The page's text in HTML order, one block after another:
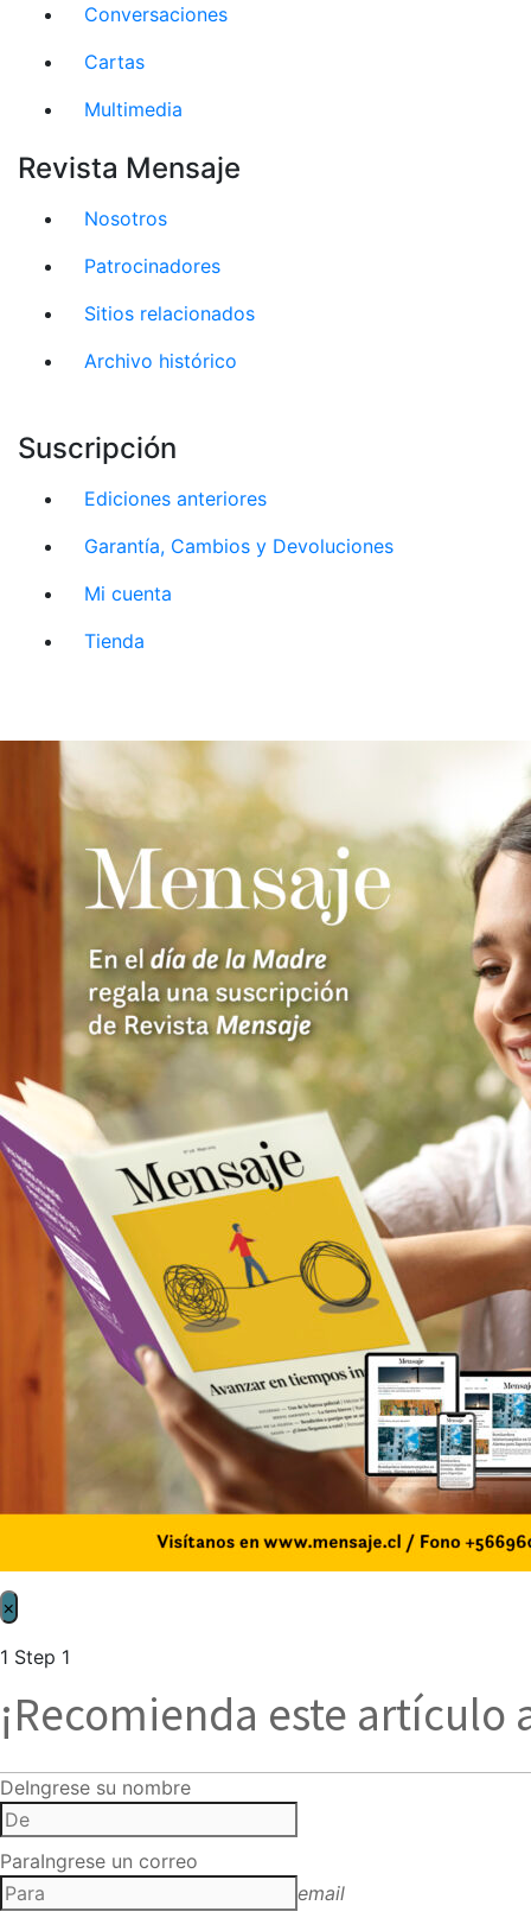
Conversaciones
Cartas
Multimedia
Revista Mensaje
Nosotros
Patrocinadores
Sitios relacionados
Archivo histórico
Suscripción
Ediciones anteriores
Garantía, Cambios y Devoluciones
Mi cuenta
Tienda
×
1 Step 1
¡Recomienda este artículo
DeIngrese su nombre
ParaIngrese un correo
email